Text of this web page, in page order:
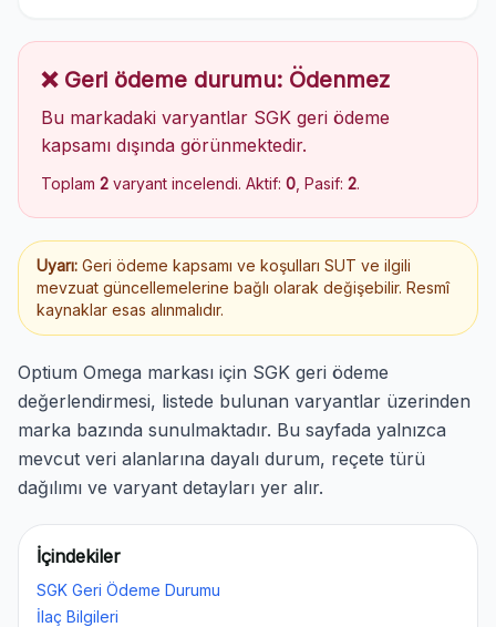
❌ Geri ödeme durumu: Ödenmez
Bu markadaki varyantlar SGK geri ödeme
kapsamı dışında görünmektedir.
Toplam 2 varyant incelendi. Aktif: 0 , Pasif: 2.
Uyarı: Geri ödeme kapsamı ve koşulları SUT ve ilgili
mevzuat güncellemelerine bağlı olarak değişebilir. Resmî
kaynaklar esas alınmalıdır.
Optium Omega markası için SGK geri ödeme
değerlendirmesi, listede bulunan varyantlar üzerinden
marka bazında sunulmaktadır. Bu sayfada yalnızca
mevcut veri alanlarına dayalı durum, reçete türü
dağılımı ve varyant detayları yer alır.
İçindekiler
SGK Geri Ödeme Durumu
İlaç Bilgileri